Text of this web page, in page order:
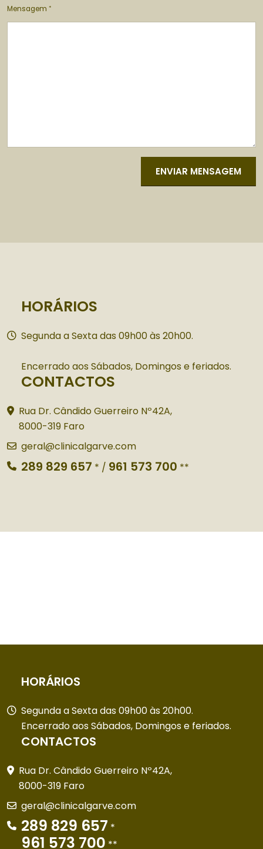
Mensagem
HORÁRIOS
Segunda a Sexta das 09h00 às 20h00.
Encerrado aos Sábados, Domingos e feriados.
CONTACTOS
Rua Dr. Cândido Guerreiro Nº42A,
8000-319 Faro
geral@clinicalgarve.com
289 829 657 * / 961 573 700 **
HORÁRIOS
Segunda a Sexta das 09h00 às 20h00.
Encerrado aos Sábados, Domingos e feriados.
CONTACTOS
Rua Dr. Cândido Guerreiro Nº42A,
8000-319 Faro
geral@clinicalgarve.com
289 829 657 *
961 573 700 **